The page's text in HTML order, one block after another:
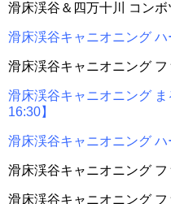
滑床渓谷＆四万十川 コンボ
滑床渓谷キャニオニング ハ
滑床渓谷キャニオニング フ
滑床渓谷キャニオニング
16:30】
滑床渓谷キャニオニング ハ
滑床渓谷キャニオニング フ
滑床渓谷キャニオニング フ